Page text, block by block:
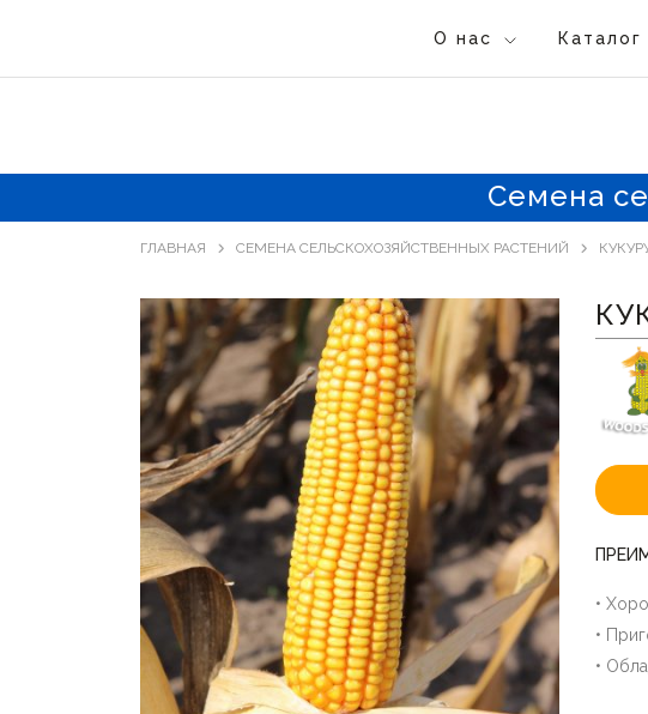
О нас Каталог
Семена
ГЛАВНАЯ СЕМЕНА СЕЛЬСКОХОЗЯЙСТВЕННЫХ РАСТЕНИЙ
•
•
•